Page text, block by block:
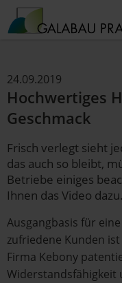
24.09.2019
Hochwertiges
Geschmack
Frisch verlegt sieht
das auch so bleibt,
Betriebe einiges
Ihnen das Video dazu.
Ausgangbasis für
zufriedene Kunden
Firma Kebony
Widerstandsfähigkeit